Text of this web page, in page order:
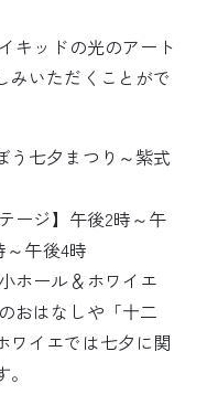
キッドの光のアート
みいただくことがで
う七夕まつり～紫式
ジ】午後2時～午
午後4時
ホール＆ホワイエ
おはなしや「十二
ワイエでは七夕に関